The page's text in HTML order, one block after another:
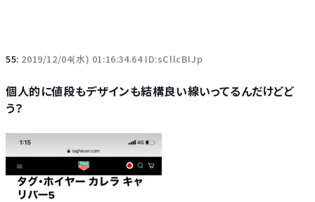
55: 2019/12/04(水) 01:16:34.64 ID:sCllcBIJp
個人的に値段もデザインも結構良い線いってるんだけどど
う？